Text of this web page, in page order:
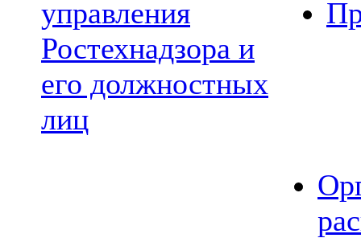
управления
Ростехнадзора и
его должностных
лиц